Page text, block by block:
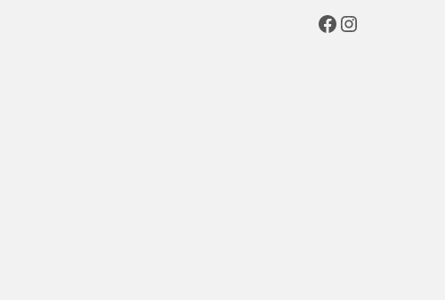
Facebook
Instagram